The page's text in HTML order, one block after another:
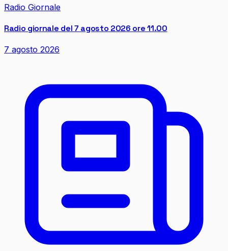
Radio Giornale
Radio giornale del 7 agosto 2026 ore 11.00
7 agosto 2026